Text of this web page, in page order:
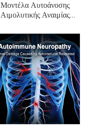
Μοντέλα Αυτοάνοσης
Αιμολυτικής Αναιμίας